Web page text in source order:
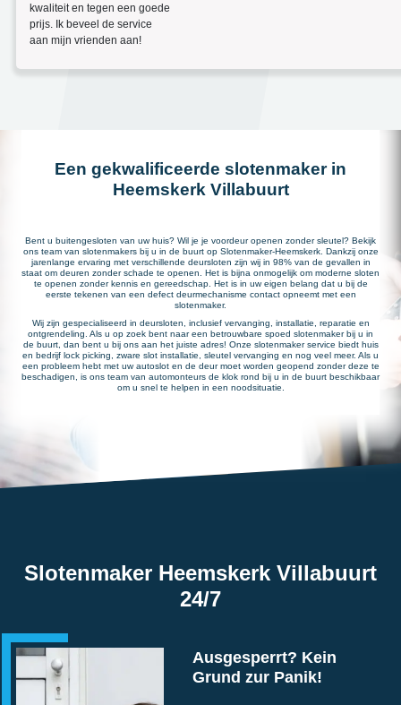
kwaliteit en tegen een goede
prijs. Ik beveel de service
aan mijn vrienden aan!
Een gekwalificeerde slotenmaker in
Heemskerk Villabuurt
Bent u buitengesloten van uw huis? Wil je je voordeur openen zonder sleutel? Bekijk
ons team van slotenmakers bij u in de buurt op Slotenmaker-Heemskerk. Dankzij onze
jarenlange ervaring met verschillende deursloten zijn wij in 98% van de gevallen in
staat om deuren zonder schade te openen. Het is bijna onmogelijk om moderne sloten
te openen zonder kennis en gereedschap. Het is in uw eigen belang dat u bij de
eerste tekenen van een defect deurmechanisme contact opneemt met een
slotenmaker.
Wij zijn gespecialiseerd in deursloten, inclusief vervanging, installatie, reparatie en
ontgrendeling. Als u op zoek bent naar een betrouwbare spoed slotenmaker bij u in
de buurt, dan bent u bij ons aan het juiste adres! Onze slotenmaker service biedt huis
en bedrijf lock picking, zware slot installatie, sleutel vervanging en nog veel meer. Als u
een probleem hebt met uw autoslot en de deur moet worden geopend zonder deze te
beschadigen, is ons team van automonteurs de klok rond bij u in de buurt beschikbaar
om u snel te helpen in een noodsituatie.
Slotenmaker Heemskerk Villabuurt
24/7
Ausgesperrt? Kein
Grund zur Panik!